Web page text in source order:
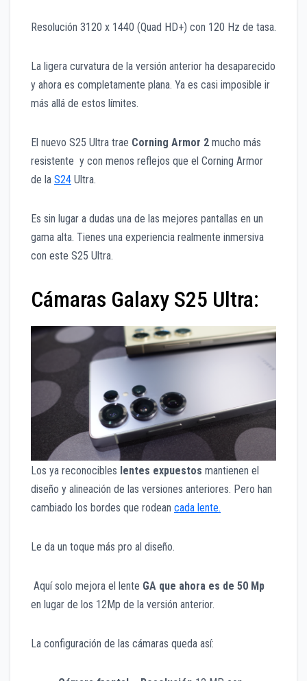
Resolución 3120 x 1440 (Quad HD+) con 120 Hz de tasa.
La ligera curvatura de la versión anterior ha desaparecido
y ahora es completamente plana. Ya es casi imposible ir
más allá de estos límites.
El nuevo S25 Ultra trae Corning Armor 2 mucho más
resistente y con menos reflejos que el Corning Armor
de la S24 Ultra.
Es sin lugar a dudas una de las mejores pantallas en un
gama alta. Tienes una experiencia realmente inmersiva
con este S25 Ultra.
Cámaras Galaxy S25 Ultra:
Los ya reconocibles lentes expuestos mantienen el
diseño y alineación de las versiones anteriores. Pero han
cambiado los bordes que rodean cada lente.
Le da un toque más pro al diseño.
Aquí solo mejora el lente GA que ahora es de 50 Mp
en lugar de los 12Mp de la versión anterior.
La configuración de las cámaras queda así: